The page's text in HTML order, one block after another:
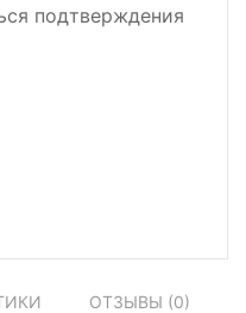
подтверждения
ОТЗЫВЫ (0)